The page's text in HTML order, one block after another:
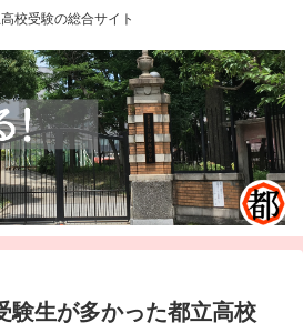
校受験の総合サイト
験生が多かった都立高校